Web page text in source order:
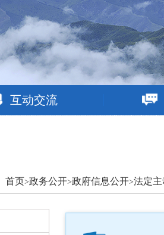
互动交流
首页>政务公开>政府信息公开>法定